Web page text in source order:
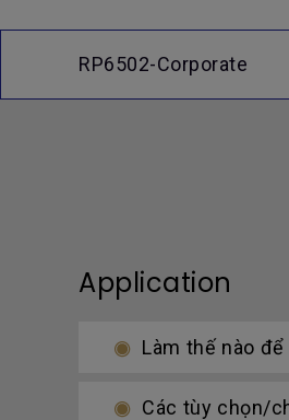
RP6502-Corporate
Application
Làm thế nào
Các tùy chọn/